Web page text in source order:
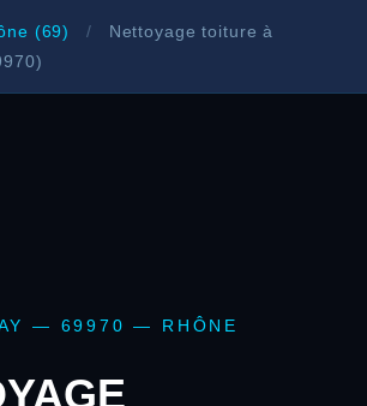
(69) /
Nettoyage toiture à
— 69970 — RHÔNE